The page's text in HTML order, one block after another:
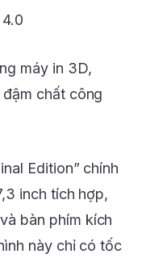
máy in 3D,
chất công
Edition” chính
inch tích hợp,
bàn phím kích
này chỉ có tốc